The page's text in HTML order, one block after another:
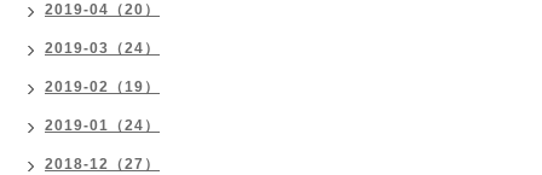
2019-04（20）
2019-03（24）
2019-02（19）
2019-01（24）
2018-12（27）